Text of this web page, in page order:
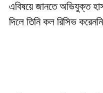
এবিষয়ে জানতে অভিযুক্ত
দিলে তিনি কল রিসিভ